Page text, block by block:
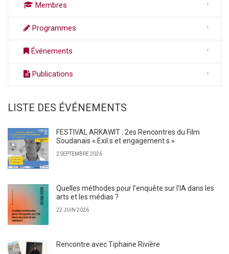
Membres
Programmes
Événements
Publications
LISTE DES ÉVÉNEMENTS
FESTIVAL ARKAWIT : 2es Rencontres du Film
Soudanais « Exil.s et engagement.s »
2 SEPTEMBRE 2026
Quelles méthodes pour l’enquête sur l’IA dans les
arts et les médias ?
22 JUIN 2026
Rencontre avec Tiphaine Rivière